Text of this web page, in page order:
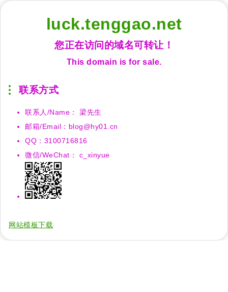
luck.tenggao.net
您正在访问的域名可转让！
This domain is for sale.
联系方式
联系人/Name： 梁先生
邮箱/Email：blog@hy01.cn
QQ：3100716816
微信/WeChat： c_xinyue
网站模板下载